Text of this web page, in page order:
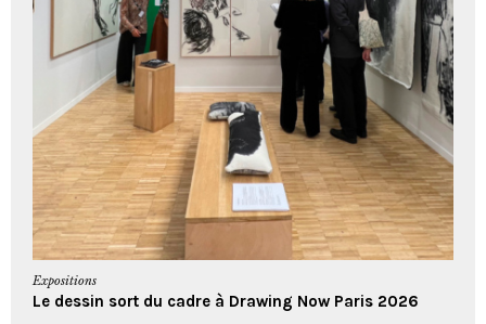
Expositions
Le dessin sort du cadre à Drawing Now Paris 2026